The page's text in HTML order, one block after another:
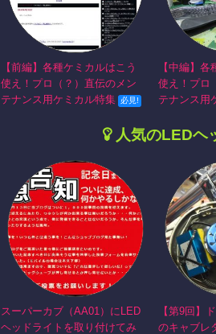
【前編】各種ケミカルはこう
使え！プロ（？）直伝のメン
テナンス用ケミカル特集
【中編】各
使え！プロ
テナンス用
人気のLEDヘ
スーパーカブ（AA01）にLED
ヘッドライトを取り付けてみ
【第9回】
のキャブレ